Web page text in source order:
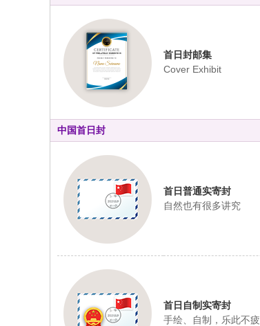
首日封邮集
Cover Exhibit
中国首日封
首日普通实寄封
自然也有很多讲究
首日自制实寄封
手绘、自制，乐此不疲